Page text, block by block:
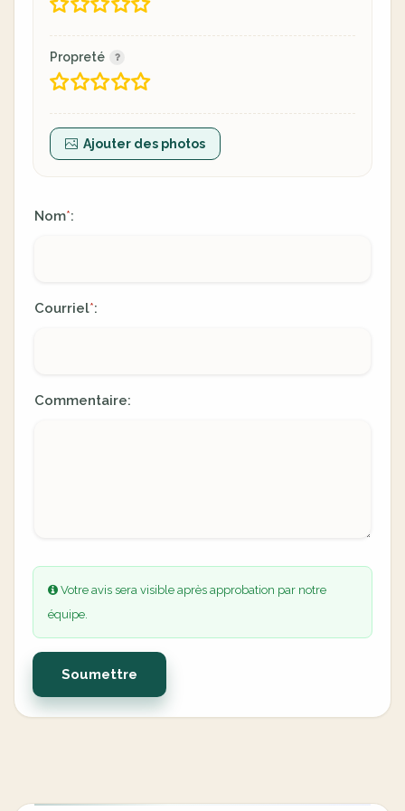
Propreté
Ajouter des photos
Nom*:
Courriel*:
Commentaire:
Votre avis sera visible après approbation par notre
équipe.
Soumettre